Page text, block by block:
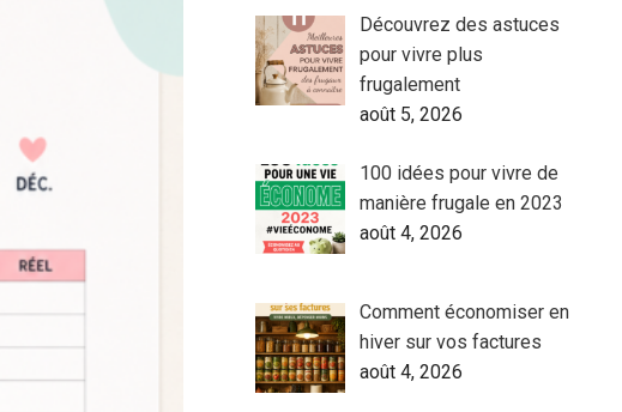
Découvrez des astuces
pour vivre plus
frugalement
août 5, 2026
100 idées pour vivre de
manière frugale en 2023
août 4, 2026
Comment économiser en
hiver sur vos factures
août 4, 2026